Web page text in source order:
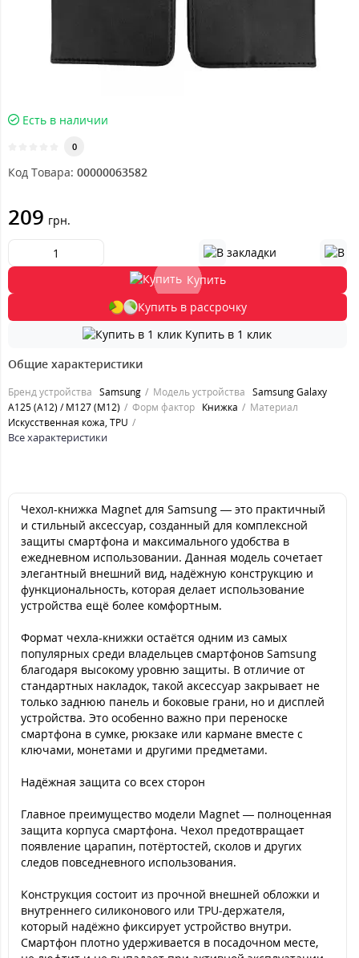
Есть в наличии
0
Код Товара: 00000063582
209 грн.
Купить
Купить в рассрочку
Купить в 1 клик
Общие характеристики
Бренд устройства Samsung Модель устройства Samsung Galaxy
A125 (A12) / M127 (M12)
Форм фактор Книжка
Материал
Искусственная кожа, TPU
Все характеристики
Чехол-книжка Magnet для Samsung — это практичный
и стильный аксессуар, созданный для комплексной
защиты смартфона и максимального удобства в
ежедневном использовании. Данная модель сочетает
элегантный внешний вид, надёжную конструкцию и
функциональность, которая делает использование
устройства ещё более комфортным.
Формат чехла-книжки остаётся одним из самых
популярных среди владельцев смартфонов Samsung
благодаря высокому уровню защиты. В отличие от
стандартных накладок, такой аксессуар закрывает не
только заднюю панель и боковые грани, но и дисплей
устройства. Это особенно важно при переноске
смартфона в сумке, рюкзаке или кармане вместе с
ключами, монетами и другими предметами.
Надёжная защита со всех сторон
Главное преимущество модели Magnet — полноценная
защита корпуса смартфона. Чехол предотвращает
появление царапин, потёртостей, сколов и других
следов повседневного использования.
Конструкция состоит из прочной внешней обложки и
внутреннего силиконового или TPU-держателя,
который надёжно фиксирует устройство внутри.
Смартфон плотно удерживается в посадочном месте,